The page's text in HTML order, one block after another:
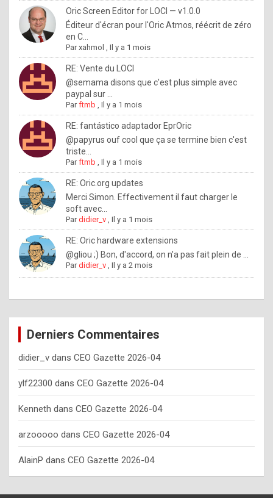
o
u
w
a
n
t
o
n
o
w
h
o
w
o
e
y
o
u
s
h
o
Oric Screen Editor for LOCI — v1.0.0
Éditeur d'écran pour l'Oric Atmos, réécrit de zéro
en C...
Parxahmol ,Il y a 1 mois
RE: Vente du LOCI
@semama disons que c'est plus simple avec
paypal sur ...
Parftmb ,Il y a 1 mois
RE: fantástico adaptador EprOric
@papyrus ouf cool que ça se termine bien c'est
triste...
Parftmb ,Il y a 1 mois
RE: Oric.org updates
Merci Simon. Effectivement il faut charger le
soft avec...
Pardidier_v ,Il y a 1 mois
RE: Oric hardware extensions
@gliou ;) Bon, d'accord, on n'a pas fait plein de ...
Pardidier_v ,Il y a 2 mois
Derniers Commentaires
didier_v dans CEO Gazette 2026-04
ylf22300 dans CEO Gazette 2026-04
Kenneth dans CEO Gazette 2026-04
arzooooo dans CEO Gazette 2026-04
AlainP dans CEO Gazette 2026-04